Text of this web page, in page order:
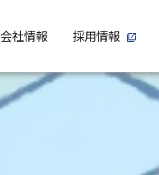
会社情報 採用情報